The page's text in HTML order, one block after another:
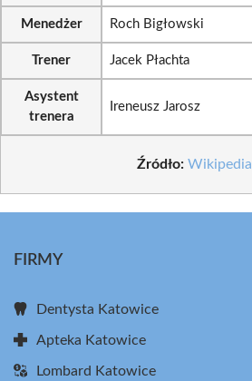
Menedżer Roch Bigłowski
Trener Jacek Płachta
Asystent
trenera
Ireneusz Jarosz
Źródło: Wikipedia
FIRMY
Dentysta Katowice
Apteka Katowice
Lombard Katowice